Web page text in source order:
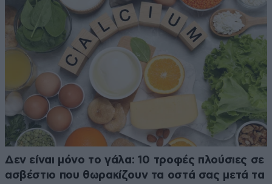
Δεν είναι μόνο το γάλα: 10 τροφές πλούσιες σε
ασβέστιο που θωρακίζουν τα οστά σας μετά τα